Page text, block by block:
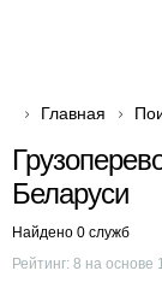
Главная
Беларуси
Найдено 0 служб
Рейтинг: 8 на основе